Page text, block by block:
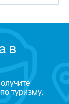
в
туризму.